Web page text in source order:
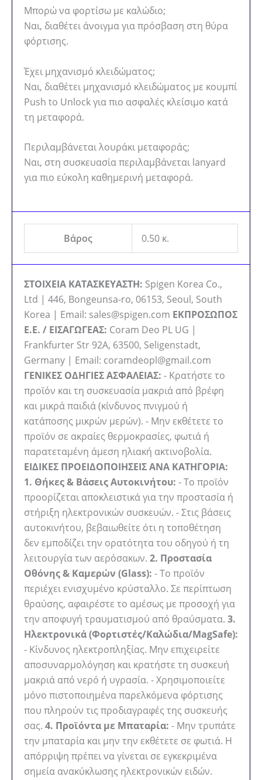
Μπορώ να φορτίσω με καλώδιο;
Ναι, διαθέτει άνοιγμα για πρόσβαση στη θύρα
φόρτισης.
Έχει μηχανισμό κλειδώματος;
Ναι, διαθέτει μηχανισμό κλειδώματος με κουμπί
Push to Unlock για πιο ασφαλές κλείσιμο κατά
τη μεταφορά.
Περιλαμβάνεται λουράκι μεταφοράς;
Ναι, στη συσκευασία περιλαμβάνεται lanyard
για πιο εύκολη καθημερινή μεταφορά.
Βάρος 0.50 κ.
ΣΤΟΙΧΕΙΑ ΚΑΤΑΣΚΕΥΑΣΤΗ: Spigen Korea Co.,
Ltd | 446, Bongeunsa-ro, 06153, Seoul, South
Korea | Email: sales@spigen.com ΕΚΠΡΟΣΩΠΟΣ
Ε.Ε. / ΕΙΣΑΓΩΓΕΑΣ: Coram Deo PL UG |
Frankfurter Str 92A, 63500, Seligenstadt,
Germany | Email: coramdeopl@gmail.com
ΓΕΝΙΚΕΣ ΟΔΗΓΙΕΣ ΑΣΦΑΛΕΙΑΣ: - Κρατήστε το
προϊόν και τη συσκευασία μακριά από βρέφη
και μικρά παιδιά (κίνδυνος πνιγμού ή
κατάποσης μικρών μερών). - Μην εκθέτετε το
προϊόν σε ακραίες θερμοκρασίες, φωτιά ή
παρατεταμένη άμεση ηλιακή ακτινοβολία.
ΕΙΔΙΚΕΣ ΠΡΟΕΙΔΟΠΟΙΗΣΕΙΣ ΑΝΑ ΚΑΤΗΓΟΡΙΑ:
1. Θήκες & Βάσεις Αυτοκινήτου: - Το προϊόν
προορίζεται αποκλειστικά για την προστασία ή
στήριξη ηλεκτρονικών συσκευών. - Στις βάσεις
αυτοκινήτου, βεβαιωθείτε ότι η τοποθέτηση
δεν εμποδίζει την ορατότητα του οδηγού ή τη
λειτουργία των αερόσακων. 2. Προστασία
Οθόνης & Καμερών (Glass): - Το προϊόν
περιέχει ενισχυμένο κρύσταλλο. Σε περίπτωση
θραύσης, αφαιρέστε το αμέσως με προσοχή για
την αποφυγή τραυματισμού από θραύσματα. 3.
Ηλεκτρονικά (Φορτιστές/Καλώδια/MagSafe):
- Κίνδυνος ηλεκτροπληξίας. Μην επιχειρείτε
αποσυναρμολόγηση και κρατήστε τη συσκευή
μακριά από νερό ή υγρασία. - Χρησιμοποιείτε
μόνο πιστοποιημένα παρελκόμενα φόρτισης
που πληρούν τις προδιαγραφές της συσκευής
σας. 4. Προϊόντα με Μπαταρία: - Μην τρυπάτε
την μπαταρία και μην την εκθέτετε σε φωτιά. Η
απόρριψη πρέπει να γίνεται σε εγκεκριμένα
σημεία ανακύκλωσης ηλεκτρονικών ειδών.